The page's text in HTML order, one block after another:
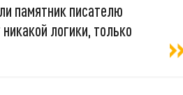
памятник писателю
логики, только